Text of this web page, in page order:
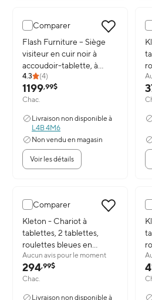
Comparer
Image du produit: Flash Furniture
Flash Furniture – Siège
visiteur en cuir noir à
accoudoir-tablette, à
roulettes avant et à porte-
gobelet (BT8217BKCS)
4.3 (4)
1199,99$
Chac.
Livraison non disponible à
L4B 4M6
Non vendu en magasin
Voir les détails
Comparer
Image du produit: Kleton - Chariot
Kleton - Chariot à
tablettes, 2 tablettes,
roulettes bleues en
caoutchouc élastique 5
po, 18 larg. x 30 prof. x 36
haut. (po)
Aucun avis pour le moment
294,99$
Chac.
Livraison non disponible à